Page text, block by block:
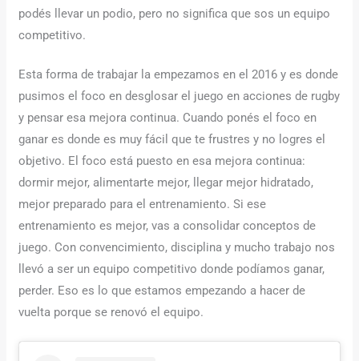
podés llevar un podio, pero no significa que sos un equipo
competitivo.
Esta forma de trabajar la empezamos en el 2016 y es donde
pusimos el foco en desglosar el juego en acciones de rugby
y pensar esa mejora continua. Cuando ponés el foco en
ganar es donde es muy fácil que te frustres y no logres el
objetivo. El foco está puesto en esa mejora continua:
dormir mejor, alimentarte mejor, llegar mejor hidratado,
mejor preparado para el entrenamiento. Si ese
entrenamiento es mejor, vas a consolidar conceptos de
juego. Con convencimiento, disciplina y mucho trabajo nos
llevó a ser un equipo competitivo donde podíamos ganar,
perder. Eso es lo que estamos empezando a hacer de
vuelta porque se renovó el equipo.